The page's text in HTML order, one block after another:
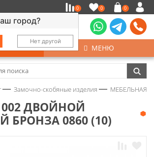
город?
Нет другой
0 0 0
МЕНЮ
изделия
Замочно-скобяные изделия МЕБЕЛЬНАЯ
ДВОЙНОЙ
БРОНЗА 0860 (10)